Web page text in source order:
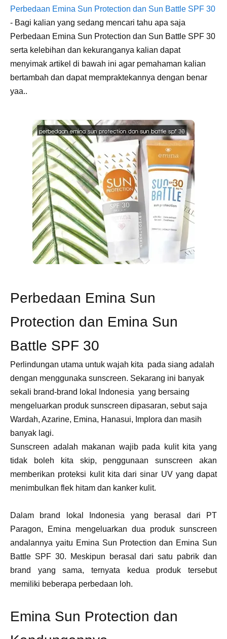
Perbedaan Emina Sun Protection dan Sun Battle SPF 30
- Bagi kalian yang sedang mencari tahu apa saja
Perbedaan Emina Sun Protection dan Sun Battle SPF 30
serta kelebihan dan kekuranganya kalian dapat
menyimak artikel di bawah ini agar pemahaman kalian
bertambah dan dapat mempraktekannya dengan benar
yaa..
Perbedaan Emina Sun
Protection dan Emina Sun
Battle SPF 30
Perlindungan utama untuk wajah kita pada siang adalah
dengan menggunaka sunscreen. Sekarang ini banyak
sekali brand-brand lokal Indonesia yang bersaing
mengeluarkan produk sunscreen dipasaran, sebut saja
Wardah, Azarine, Emina, Hanasui, Implora dan masih
banyak lagi.
Sunscreen adalah makanan wajib pada kulit kita yang
tidak boleh kita skip, penggunaan sunscreen akan
memberikan proteksi kulit kita dari sinar UV yang dapat
menimbulkan flek hitam dan kanker kulit.
Dalam brand lokal Indonesia yang berasal dari PT
Paragon, Emina mengeluarkan dua produk sunscreen
andalannya yaitu Emina Sun Protection dan Emina Sun
Battle SPF 30. Meskipun berasal dari satu pabrik dan
brand yang sama, ternyata kedua produk tersebut
memiliki beberapa perbedaan loh.
Emina Sun Protection dan